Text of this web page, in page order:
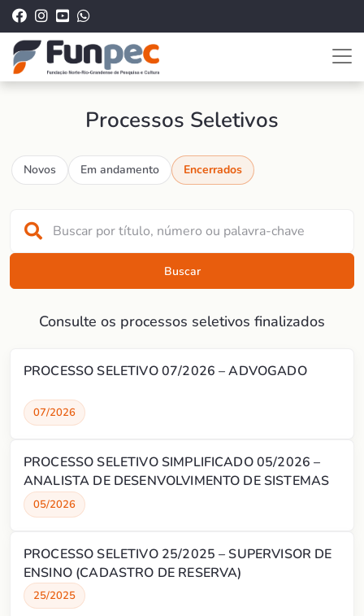
Processos Seletivos
Novos Em andamento Encerrados
Buscar
Consulte os processos seletivos finalizados
PROCESSO SELETIVO 07/2026 – ADVOGADO
07/2026
PROCESSO SELETIVO SIMPLIFICADO 05/2026 –
ANALISTA DE DESENVOLVIMENTO DE SISTEMAS
05/2026
PROCESSO SELETIVO 25/2025 – SUPERVISOR DE
ENSINO (CADASTRO DE RESERVA)
25/2025